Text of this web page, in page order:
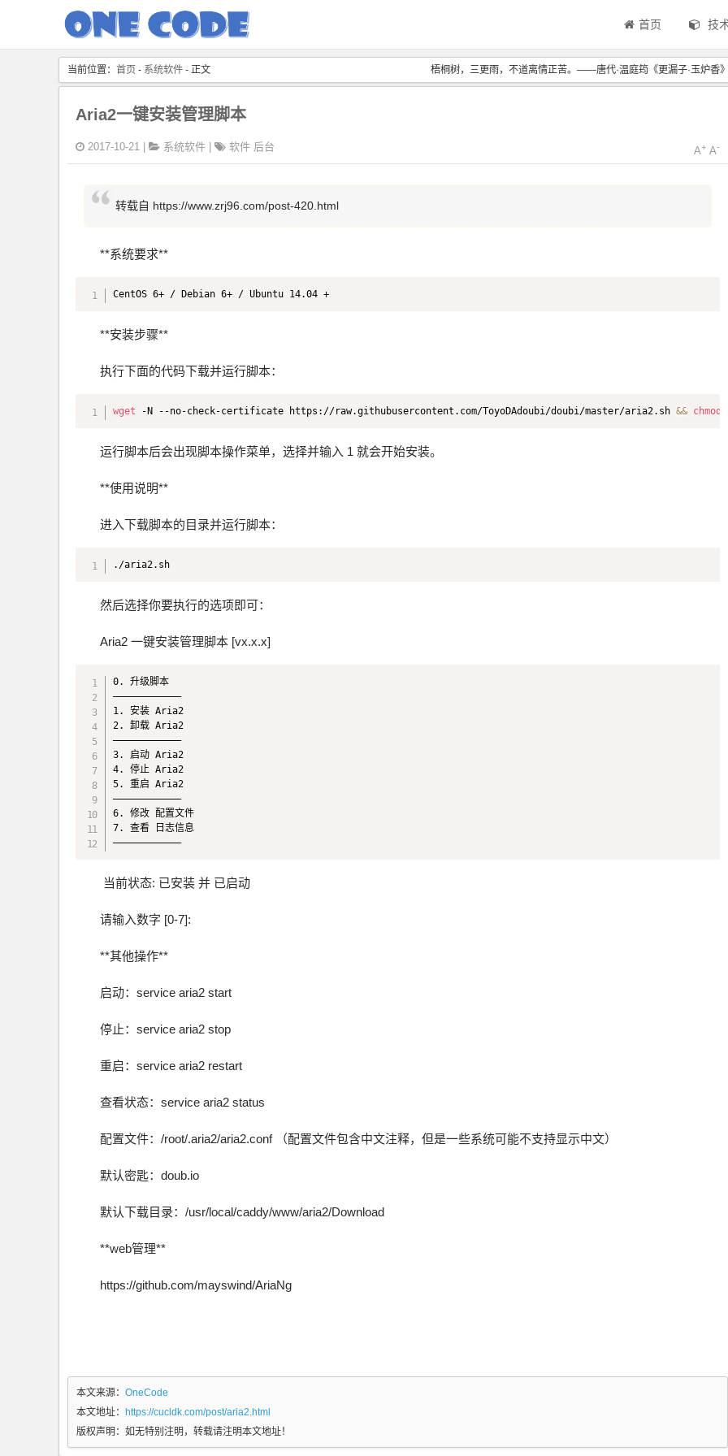
首页 技
当前位置： 首页 - 系统软件 - 正文 梧桐树，三更雨，不道离情正苦。——唐代·温庭筠《更漏子·玉炉香
Aria2一键安装管理脚本
2017-10-21 | 系统软件 软件 后台 A+ A-
转载自 https://www.zrj96.com/post-420.html
**系统要求**
CentOS 6+ / Debian 6+ / Ubuntu 14.04 +
**安装步骤**
执行下面的代码下载并运行脚本：
wget -N --no-check-certificate https://raw.githubusercontent.com/ToyoDAdoubi/doubi/master/aria2.sh && chmod
运行脚本后会出现脚本操作菜单，选择并输入 1 就会开始安装。
**使用说明**
进入下载脚本的目录并运行脚本：
./aria2.sh
然后选择你要执行的选项即可：
Aria2 一键安装管理脚本 [vx.x.x]
0. 升级脚本
————————————
1. 安装 Aria2
2. 卸载 Aria2
————————————
3. 启动 Aria2
4. 停止 Aria2
5. 重启 Aria2
————————————
6. 修改 配置文件
7. 查看 日志信息
————————————
当前状态: 已安装 并 已启动
请输入数字 [0-7]:
**其他操作**
启动：service aria2 start
停止：service aria2 stop
重启：service aria2 restart
查看状态：service aria2 status
配置文件：/root/.aria2/aria2.conf （配置文件包含中文注释，但是一些系统可能不支持显示中文）
默认密匙：doub.io
默认下载目录：/usr/local/caddy/www/aria2/Download
**web管理**
https://github.com/mayswind/AriaNg
本文来源： OneCode
本文地址：
https://cucldk.com/post/aria2.html
版权声明： 如无特别注明，转载请注明本文地址！